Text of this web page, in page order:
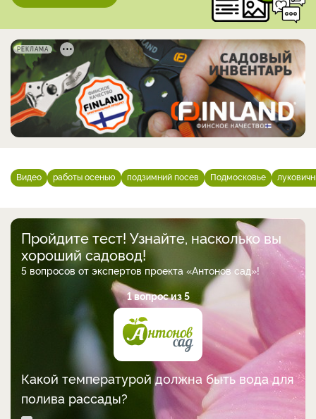
РЕКЛАМА
Видео работы осенью подзимний посев Подмосковье
Пройдите тест! Узнайте, насколько вы
хороший садовод!
5 вопросов от экспертов проекта «Антонов сад»!
1 вопрос из 5
Какой температурой должна быть вода для
полива рассады?